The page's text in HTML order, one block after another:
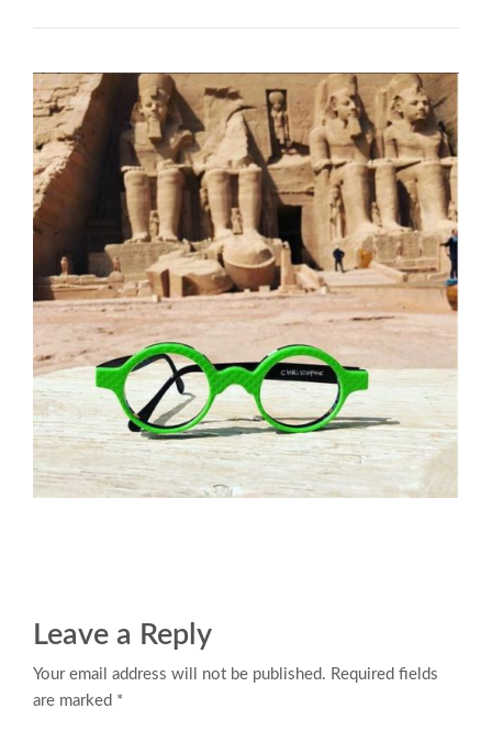
Leave a Reply
Your email address will not be published. Required fields
are marked *